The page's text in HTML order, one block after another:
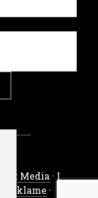
Media · I
Reklame ·